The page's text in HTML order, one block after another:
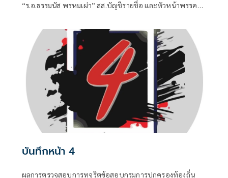
“ร.อ.ธรรมนัส พรหมเผ่า” สส.บัญชีรายชื่อ และหัวหน้าพรรค
รัฐมนตรี ที่ปัจจุบันรั้งเก้าอี้ที่ปรึกษาพรรคเพื่อไทยไปแล้ว แต่
เมื่อมีควันย่อมมีไฟอย่างไรอย่างนั้น จึงทำให้ “อนุทิน ชาญวีร
กูล” นายกรัฐมนตรีและรัฐมนตรีว่าการกระทรวงมหาดไทยถึง
กับประกาศกลางวงประชุมคณะรัฐมนตรีในวันพุธที่ 5 สิงหาคม
บันทึกหน้า 4
ผลการตรวจสอบการทุจริตข้อสอบกรมการปกครองท้องถิ่น